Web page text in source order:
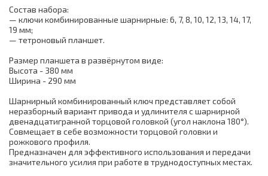
Состав набора:
— ключи комбинированные шарнирные: 6, 7, 8, 10, 12, 13, 14, 17,
19 мм;
— тетроновый планшет.
Размер планшета в развёрнутом виде:
Высота - 380 мм
Ширина - 290 мм
Шарнирный комбинированный ключ представляет собой
неразборный вариант привода и удлинителя с шарнирной
двенадцатигранной торцовой головкой (угол наклона 180°).
Совмещает в себе возможности торцовой головки и
рожкового профиля.
Предназначен для эффективного использования и передачи
значительного усилия при работе в труднодоступных местах.